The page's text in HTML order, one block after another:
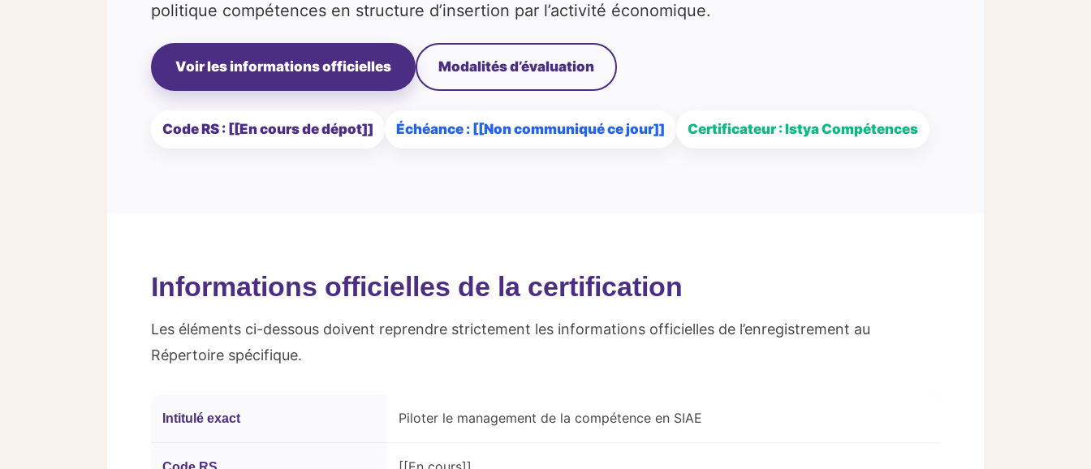
politique compétences en structure d’insertion par l’activité économique.
Voir les informations officielles Modalités d’évaluation
Code RS : [[En cours de dépot]] Échéance : [[Non communiqué ce jour]] Certificateur : Istya Compétences
Informations officielles de la certification
Les éléments ci-dessous doivent reprendre strictement les informations officielles de l’enregistrement au
Répertoire spécifique.
Intitulé exact Piloter le management de la compétence en SIAE